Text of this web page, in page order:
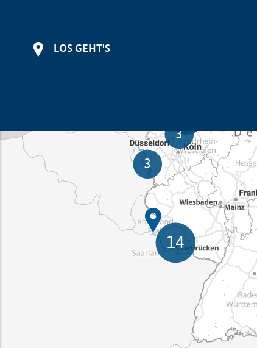
LOS GEHT'S